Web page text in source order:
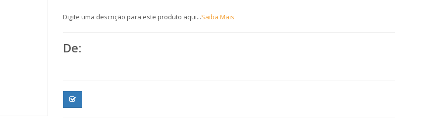
Digite uma descrição para este produto aqui...Saiba Mais
De: